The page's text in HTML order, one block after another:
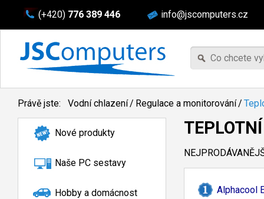
(+420) 776 389 446 info@jscomputers.cz
Právě jste: Vodní chlazení/ Regulace a monitorování/
Nové produkty
Naše PC sestavy
Hobby a domácnost
Alphacool